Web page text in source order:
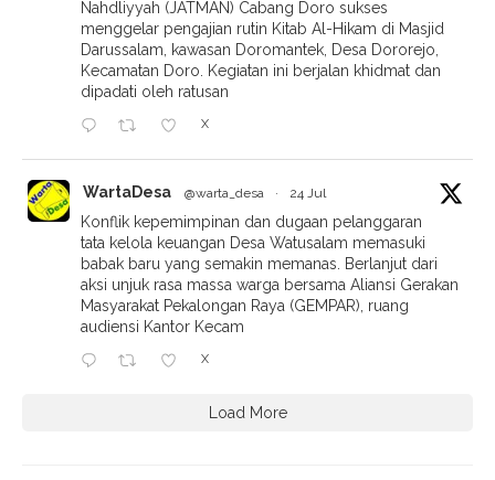
Nahdliyyah (JATMAN) Cabang Doro sukses
menggelar pengajian rutin Kitab Al-Hikam di Masjid
Darussalam, kawasan Doromantek, Desa Dororejo,
Kecamatan Doro. Kegiatan ini berjalan khidmat dan
dipadati oleh ratusan
X
WartaDesa @warta_desa · 24 Jul
Konflik kepemimpinan dan dugaan pelanggaran
tata kelola keuangan Desa Watusalam memasuki
babak baru yang semakin memanas. Berlanjut dari
aksi unjuk rasa massa warga bersama Aliansi Gerakan
Masyarakat Pekalongan Raya (GEMPAR), ruang
audiensi Kantor Kecam
X
Load More